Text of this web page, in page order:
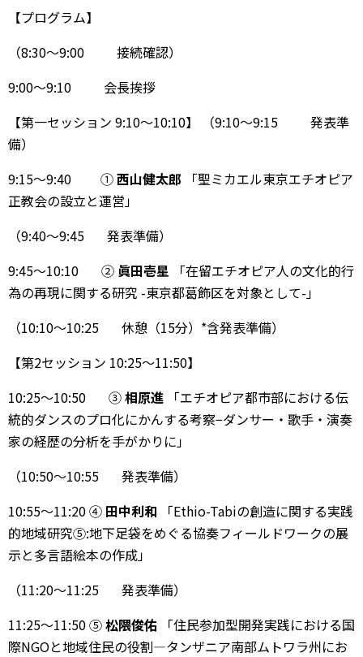
【プログラム】
（8:30〜9:00 接続確認）
9:00〜9:10 会長挨拶
【第一セッション 9:10〜10:10】 （9:10〜9:15 発表準
備）
9:15〜9:40 ①西山健太郎 「聖ミカエル東京エチオピア
正教会の設立と運営」
（9:40〜9:45 発表準備）
9:45〜10:10 ② 眞田壱星 「在留エチオピア人の文化的行
為の再現に関する研究 -東京都葛飾区を対象として-」
（10:10〜10:25 休憩（15分）*含発表準備）
【第2セッション 10:25〜11:50】
10:25〜10:50 ③相原進 「エチオピア都市部における伝
統的ダンスのプロ化にかんする考察−ダンサー・歌手・演奏
家の経歴の分析を手がかりに」
（10:50〜10:55 発表準備）
10:55〜11:20 ④ 田中利和 「Ethio-Tabiの創造に関する実践
的地域研究⑤:地下足袋をめぐる協奏フィールドワークの展
示と多言語絵本の作成」
（11:20〜11:25 発表準備）
11:25〜11:50 ⑤松隈俊佑
「住民参加型開発実践における国
際NGOと地域住民の役割—タンザニア南部ムトワラ州にお